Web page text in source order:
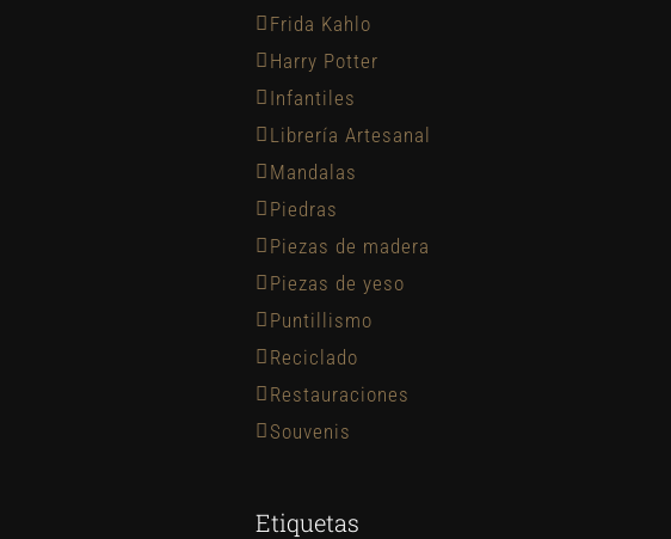
Frida Kahlo
Harry Potter
Infantiles
Librería Artesanal
Mandalas
Piedras
Piezas de madera
Piezas de yeso
Puntillismo
Reciclado
Restauraciones
Souvenis
Etiquetas